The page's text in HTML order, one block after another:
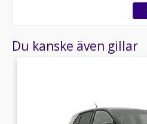
Du kanske även gillar